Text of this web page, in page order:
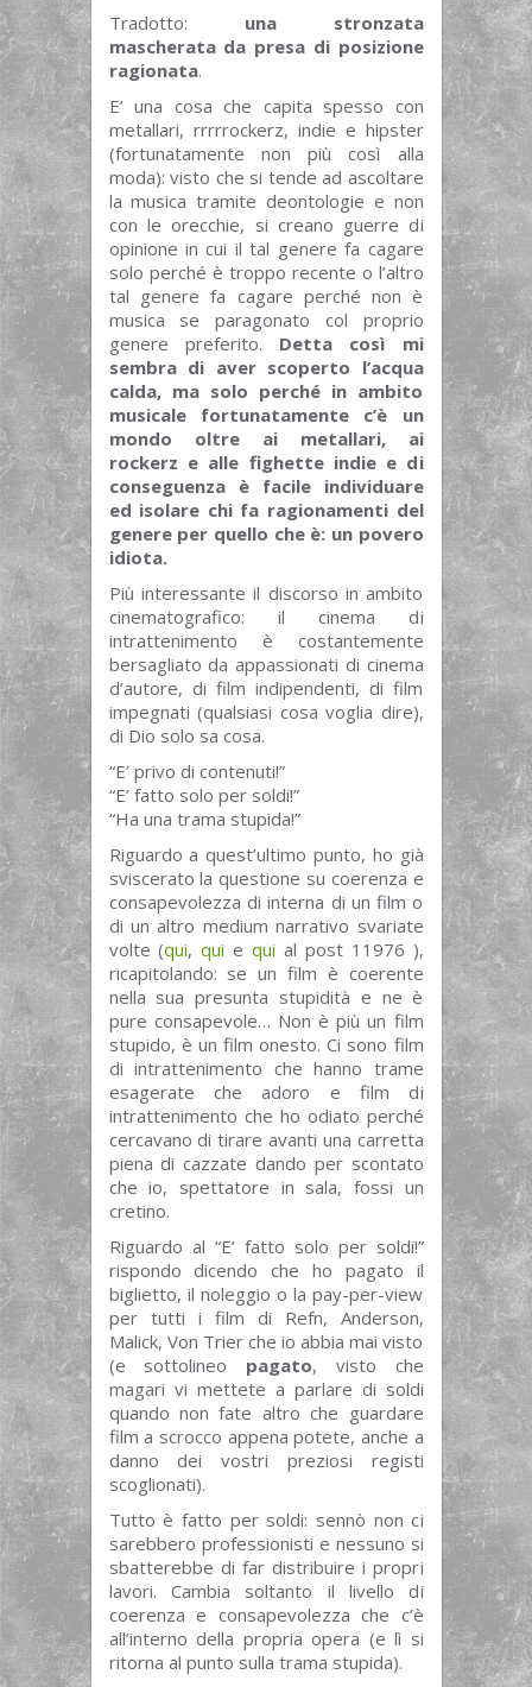
Tradotto: una stronzata
mascherata da presa di posizione
ragionata.
E’ una cosa che capita spesso con
metallari, rrrrrockerz, indie e hipster
(fortunatamente non più così alla
moda): visto che si tende ad ascoltare
la musica tramite deontologie e non
con le orecchie, si creano guerre di
opinione in cui il tal genere fa cagare
solo perché è troppo recente o l’altro
tal genere fa cagare perché non è
musica se paragonato col proprio
genere preferito. Detta così mi
sembra di aver scoperto l’acqua
calda, ma solo perché in ambito
musicale fortunatamente c’è un
mondo oltre ai metallari, ai
rockerz e alle fighette indie e di
conseguenza è facile individuare
ed isolare chi fa ragionamenti del
genere per quello che è: un povero
idiota.
Più interessante il discorso in ambito
cinematografico: il cinema di
intrattenimento è costantemente
bersagliato da appassionati di cinema
d’autore, di film indipendenti, di film
impegnati (qualsiasi cosa voglia dire),
di Dio solo sa cosa.
“E’ privo di contenuti!”
“E’ fatto solo per soldi!”
“Ha una trama stupida!”
Riguardo a quest’ultimo punto, ho già
sviscerato la questione su coerenza e
consapevolezza di interna di un film o
di un altro medium narrativo svariate
volte (qui,qui e qui al post 11976 ),
ricapitolando: se un film è coerente
nella sua presunta stupidità e ne è
pure consapevole… Non è più un film
stupido, è un film onesto. Ci sono film
di intrattenimento che hanno trame
esagerate che adoro e film di
intrattenimento che ho odiato perché
cercavano di tirare avanti una carretta
piena di cazzate dando per scontato
che io, spettatore in sala, fossi un
cretino.
Riguardo al “E’ fatto solo per soldi!”
rispondo dicendo che ho pagato il
biglietto, il noleggio o la pay-per-view
per tutti i film di Refn, Anderson,
Malick, Von Trier che io abbia mai visto
(e sottolineo pagato, visto che
magari vi mettete a parlare di soldi
quando non fate altro che guardare
film a scrocco appena potete, anche a
danno dei vostri preziosi registi
scoglionati).
Tutto è fatto per soldi: sennò non ci
sarebbero professionisti e nessuno si
sbatterebbe di far distribuire i propri
lavori. Cambia soltanto il livello di
coerenza e consapevolezza che c’è
all’interno della propria opera (e lì si
ritorna al punto sulla trama stupida).